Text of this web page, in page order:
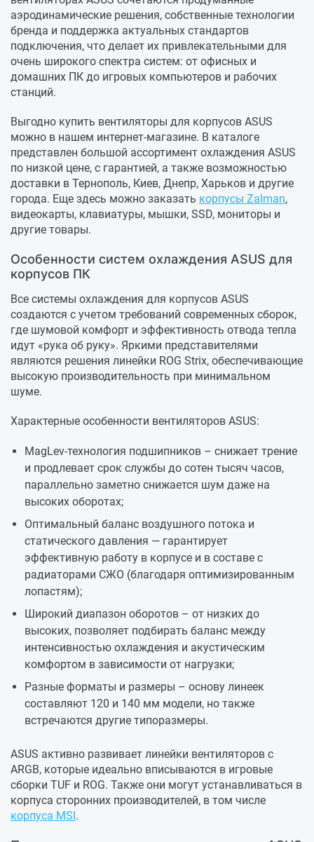
аэродинамические решения, собственные технологии
бренда и поддержка актуальных стандартов
подключения, что делает их привлекательными для
очень широкого спектра систем: от офисных и
домашних ПК до игровых компьютеров и рабочих
станций.
Выгодно купить вентиляторы для корпусов ASUS
можно в нашем интернет-магазине. В каталоге
представлен большой ассортимент охлаждения ASUS
по низкой цене, с гарантией, а также возможностью
доставки в Тернополь, Киев, Днепр, Харьков и другие
города. Еще здесь можно заказать корпусы Zalman,
видеокарты, клавиатуры, мышки, SSD, мониторы и
другие товары.
Особенности систем охлаждения ASUS для
корпусов ПК
Все системы охлаждения для корпусов ASUS
создаются с учетом требований современных сборок,
где шумовой комфорт и эффективность отвода тепла
идут «рука об руку». Яркими представителями
являются решения линейки ROG Strix, обеспечивающие
высокую производительность при минимальном
шуме.
Характерные особенности вентиляторов ASUS:
MagLev-технология подшипников – снижает трение
и продлевает срок службы до сотен тысяч часов,
параллельно заметно снижается шум даже на
высоких оборотах;
Оптимальный баланс воздушного потока и
статического давления — гарантирует
эффективную работу в корпусе и в составе с
радиаторами СЖО (благодаря оптимизированным
лопастям);
Широкий диапазон оборотов – от низких до
высоких, позволяет подбирать баланс между
интенсивностью охлаждения и акустическим
комфортом в зависимости от нагрузки;
Разные форматы и размеры – основу линеек
составляют 120 и 140 мм модели, но также
встречаются другие типоразмеры.
ASUS активно развивает линейки вентиляторов с
ARGB, которые идеально вписываются в игровые
сборки TUF и ROG. Также они могут устанавливаться в
корпуса сторонних производителей, в том числе
корпуса MSI .